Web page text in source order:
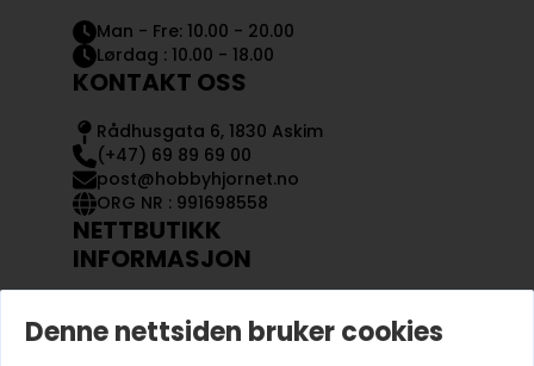
Man - Fre: 10.00 - 20.00
Lørdag : 10.00 - 18.00
KONTAKT OSS
Rådhusgata 6, 1830 Askim
(+47) 69 89 69 00
post@hobbyhjornet.no
ORG NR : 991698558
NETTBUTIKK
INFORMASJON
OM OSS
Denne nettsiden bruker cookies